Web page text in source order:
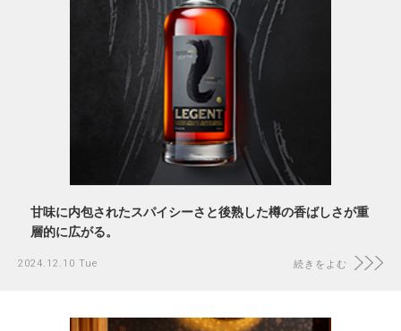
甘味に内包されたスパイシーさと後熟した樽の香ばしさが重
層的に広がる。
2024.12.10 Tue 続きをよむ